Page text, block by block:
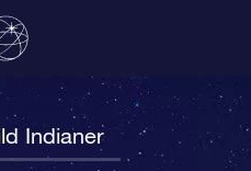
Indianer